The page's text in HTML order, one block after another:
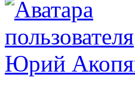
Юрий